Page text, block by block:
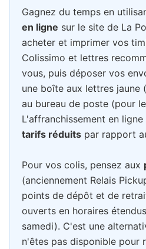
Gagnez du temps en
en ligne sur le site de La
acheter et imprimer vos
Colissimo et lettres
vous, puis déposer vos
une boîte aux lettres jaune
au bureau de poste (pour
L'affranchissement en
tarifs réduits par rapport
Pour vos colis, pensez aux
(anciennement Relais
points de dépôt et de
ouverts en horaires
samedi). C'est une
n'êtes pas disponible pour